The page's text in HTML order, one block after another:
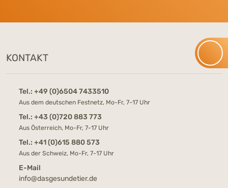
KONTAKT
Tel.: +49 (0)6504 7433510
Aus dem deutschen Festnetz, Mo-Fr, 7-17 Uhr
Tel.: +43 (0)720 883 773
Aus Österreich, Mo-Fr, 7-17 Uhr
Tel.: +41 (0)615 880 573
Aus der Schweiz, Mo-Fr, 7-17 Uhr
E-Mail
info@dasgesundetier.de